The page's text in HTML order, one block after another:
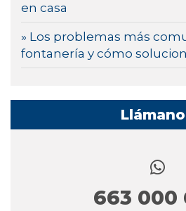
en casa
» Los problemas más
fontanería y cómo
663 000